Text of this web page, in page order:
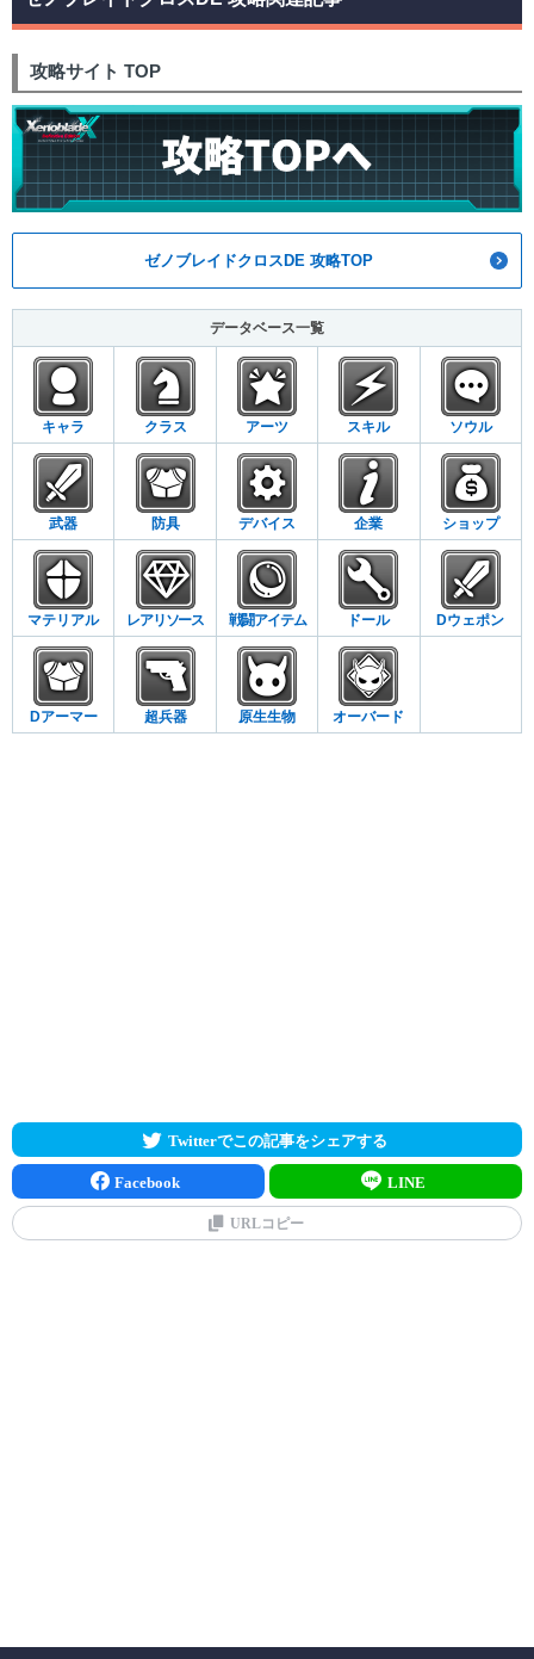
攻略サイト TOP
ゼノブレイドクロスDE 攻略TOP
データベース一覧
キャラ クラス アーツ スキル ソウル
武器 防具 デバイス 企業 ショップ
マテリアル レアリソース 戦闘アイテム ドール Dウェポン
Dアーマー 超兵器 原生生物 オーバード
Twitterでこの記事をシェアする
Facebook LINE
URLコピー